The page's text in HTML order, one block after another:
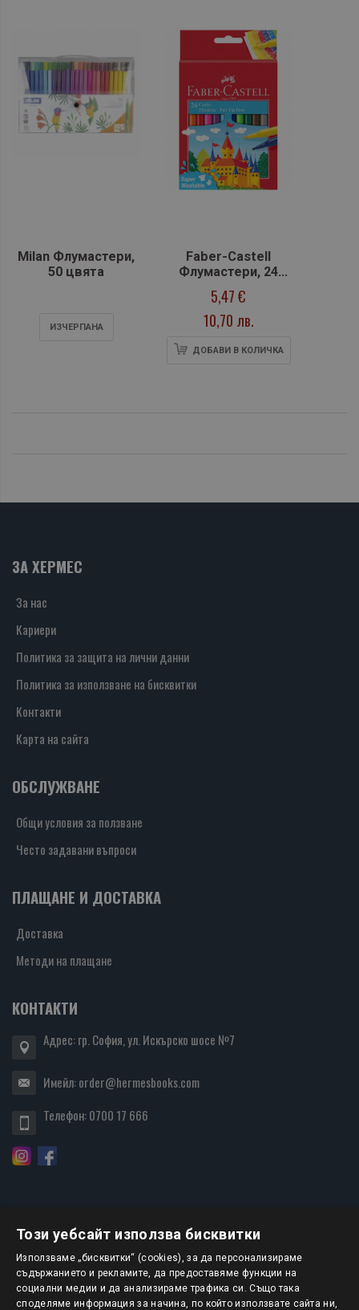
Milan Флумастери,
50 цвята
ИЗЧЕРПАНA
Faber-Castell
Флумастери, 24
цвята
5,47 €
10,70 лв.
ДОБАВИ В КОЛИЧКА
ЗА ХЕРМЕС
За нас
Кариери
Политика за защита на лични данни
Политика за използване на бисквитки
Контакти
Карта на сайта
ОБСЛУЖВАНЕ
Общи условия за ползване
Често задавани въпроси
ПЛАЩАНЕ И ДОСТАВКА
Доставка
Методи на плащане
КОНТАКТИ
Адрес: гр. София, ул. Искърско шосе №7
Имейл:order@hermesbooks.com
Телефон:0700 17 666
БЮЛЕТИН
АБОНИРАНЕ
Този уебсайт използва бисквитки
Използваме „бисквитки“ (cookies), за да персонализираме
съдържанието и рекламите, да предоставяме функции на
социални медии и да анализираме трафика си. Също така
споделяме информация за начина, по който използвате сайта ни,